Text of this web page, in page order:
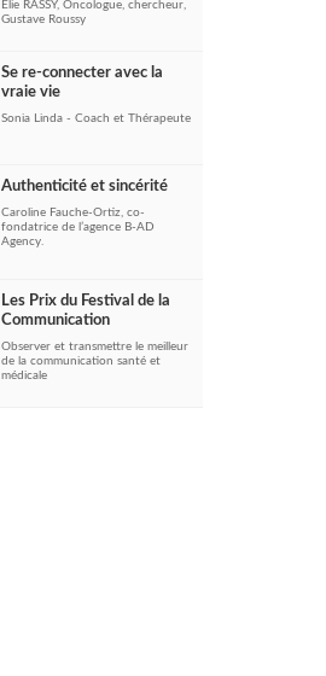
Elie RASSY, Oncologue, chercheur,
Gustave Roussy
Se re-connecter avec la
vraie vie
Sonia Linda - Coach et Thérapeute
Authenticité et sincérité
Caroline Fauche-Ortiz, co-
fondatrice de l’agence B-AD
Agency.
Les Prix du Festival de la
Communication
Observer et transmettre le meilleur
de la communication santé et
médicale